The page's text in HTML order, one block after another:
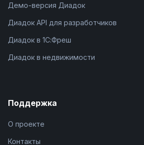
Демо-версия Диадок
Диадок API для разработчиков
Диадок в 1С:Фреш
Диадок в недвижимости
Поддержка
О проекте
Контакты